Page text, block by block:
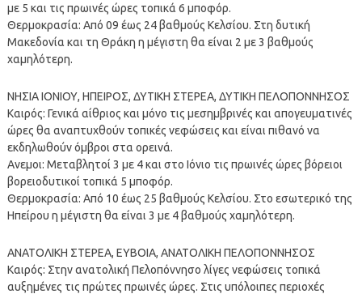
με 5 και τις πρωινές ώρες τοπικά 6 μποφόρ.
Θερμοκρασία: Από 09 έως 24 βαθμούς Κελσίου. Στη δυτική
Μακεδονία και τη Θράκη η μέγιστη θα είναι 2 με 3 βαθμούς
χαμηλότερη.
ΝΗΣΙΑ ΙΟΝΙΟΥ, ΗΠΕΙΡΟΣ, ΔΥΤΙΚΗ ΣΤΕΡΕΑ, ΔΥΤΙΚΗ ΠΕΛΟΠΟΝΝΗΣΟΣ
Καιρός: Γενικά αίθριος και μόνο τις μεσημβρινές και απογευματινές
ώρες θα αναπτυχθούν τοπικές νεφώσεις και είναι πιθανό να
εκδηλωθούν όμβροι στα ορεινά.
Ανεμοι: Μεταβλητοί 3 με 4 και στο Ιόνιο τις πρωινές ώρες βόρειοι
βορειοδυτικοί τοπικά 5 μποφόρ.
Θερμοκρασία: Από 10 έως 25 βαθμούς Κελσίου. Στο εσωτερικό της
Ηπείρου η μέγιστη θα είναι 3 με 4 βαθμούς χαμηλότερη.
ΑΝΑΤΟΛΙΚΗ ΣΤΕΡΕΑ, ΕΥΒΟΙΑ, ΑΝΑΤΟΛΙΚΗ ΠΕΛΟΠΟΝΝΗΣΟΣ
Καιρός: Στην ανατολική Πελοπόννησο λίγες νεφώσεις τοπικά
αυξημένες τις πρώτες πρωινές ώρες. Στις υπόλοιπες περιοχές